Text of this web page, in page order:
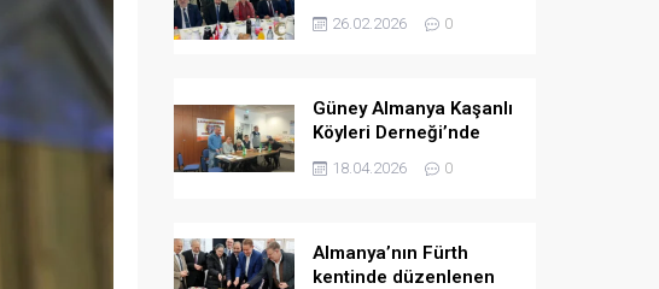
Müslümanlara yönelik
ön yargılar arttı.
26.02.2026 0
Güney Almanya Kaşanlı
Köyleri Derneği’nde
yeni yönetim belirlendi
18.04.2026 0
Almanya’nın Fürth
kentinde düzenlenen